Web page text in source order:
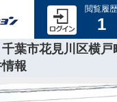
閲覧履歴
1
葉市花見川区横戸
報